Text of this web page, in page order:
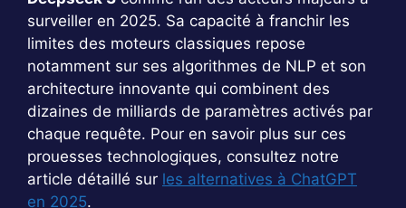
surveiller en 2025. Sa capacité à franchir les
limites des moteurs classiques repose
notamment sur ses algorithmes de NLP et son
architecture innovante qui combinent des
dizaines de milliards de paramètres activés par
chaque requête. Pour en savoir plus sur ces
prouesses technologiques, consultez notre
article détaillé sur les alternatives à ChatGPT
en 2025.